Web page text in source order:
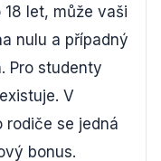
let, může vaši
nulu a případný
Pro studenty
V
rodiče se jedná
bonus.